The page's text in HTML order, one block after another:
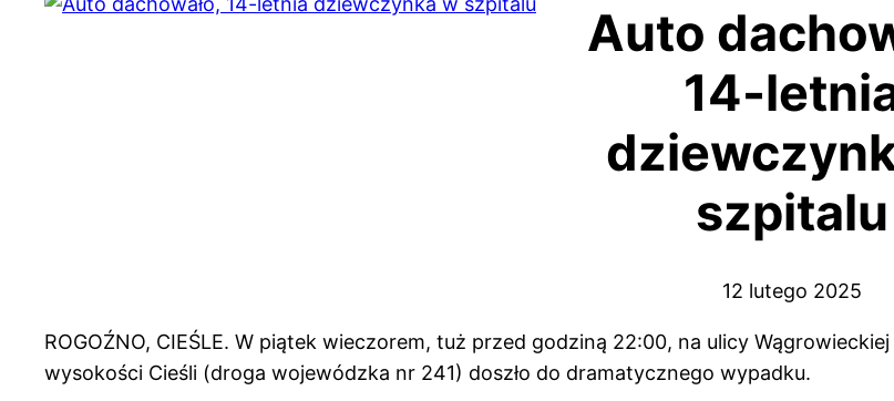
Auto
14-
szpitalu
12 lutego 2025
ROGOŹNO, CIEŚLE. W piątek wieczorem, tuż przed godziną 22:00, na ulicy
wysokości Cieśli (droga wojewódzka nr 241) doszło do dramatycznego wypadku.